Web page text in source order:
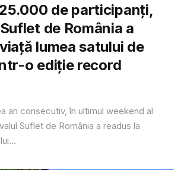
de participanți,
de România a
lumea satului de
o ediție record
an consecutiv, în ultimul weekend al
Suflet de România a readus la